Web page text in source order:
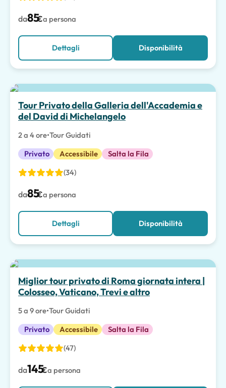
da85€a persona
Dettagli Disponibilità
Scelta migliore
Tour Privato della Galleria dell'Accademia e
del David di Michelangelo
2 a 4 ore•Tour Guidati
Privato
Accessibile
Salta la Fila
(34)
da85€a persona
Dettagli Disponibilità
Scelta migliore
Miglior tour privato di Roma giornata intera |
Colosseo, Vaticano, Trevi e altro
5 a 9 ore•Tour Guidati
Privato
Accessibile
Salta la Fila
(47)
da145€a persona